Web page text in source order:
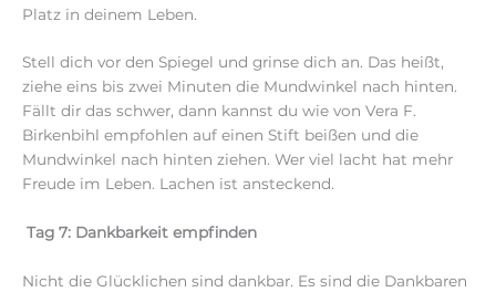
Platz in deinem Leben.
Stell dich vor den Spiegel und grinse dich an. Das heißt,
ziehe eins bis zwei Minuten die Mundwinkel nach hinten.
Fällt dir das schwer, dann kannst du wie von Vera F.
Birkenbihl empfohlen auf einen Stift beißen und die
Mundwinkel nach hinten ziehen. Wer viel lacht hat mehr
Freude im Leben. Lachen ist ansteckend.
Tag 7: Dankbarkeit empfinden
Nicht die Glücklichen sind dankbar. Es sind die Dankbaren